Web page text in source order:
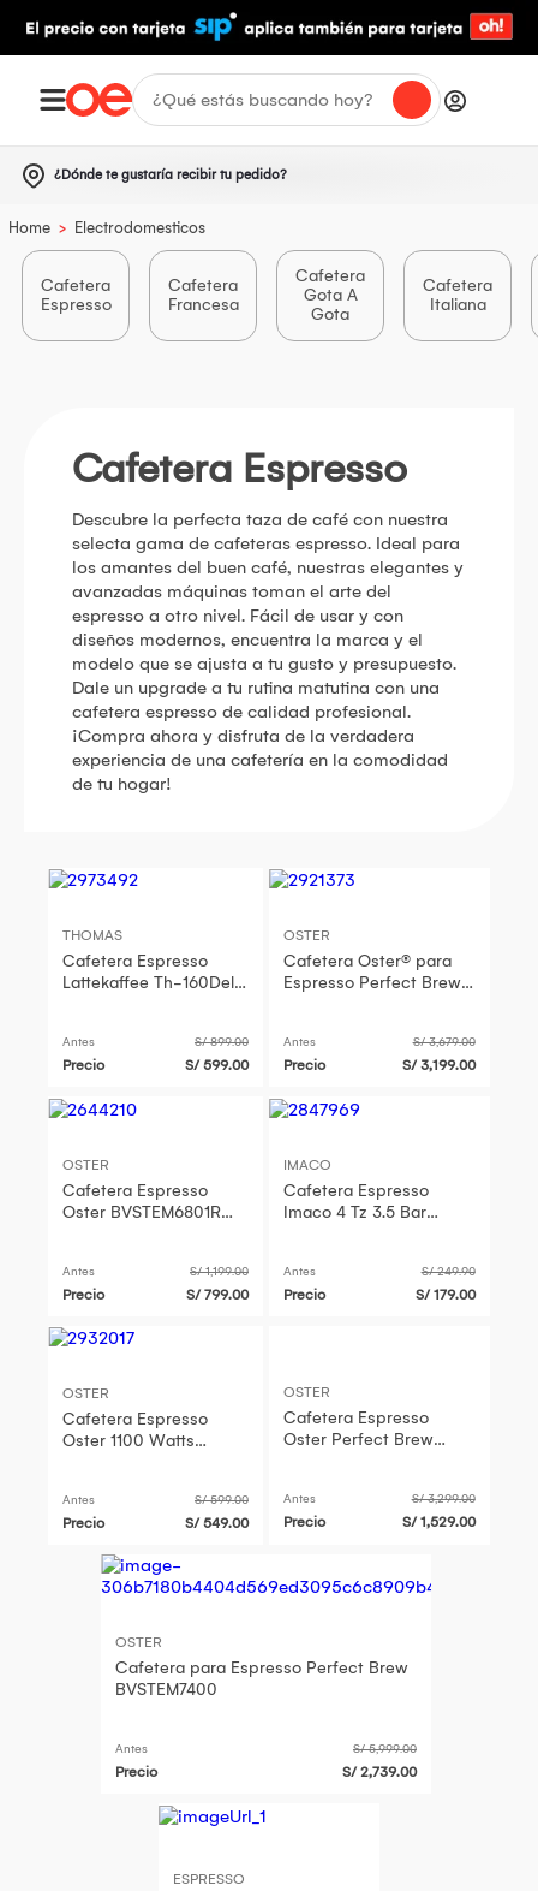
¿Dónde te gustaría recibir tu pedido?
Home > Electrodomesticos
Cafetera
Espresso
Cafetera
Francesa
Cafetera
Gota A
Gota
Cafetera
Italiana
Cafetera Espresso
Descubre la perfecta taza de café con nuestra
selecta gama de cafeteras espresso. Ideal para
los amantes del buen café, nuestras elegantes y
avanzadas máquinas toman el arte del
espresso a otro nivel. Fácil de usar y con
diseños modernos, encuentra la marca y el
modelo que se ajusta a tu gusto y presupuesto.
Dale un upgrade a tu rutina matutina con una
cafetera espresso de calidad profesional.
¡Compra ahora y disfruta de la verdadera
experiencia de una cafetería en la comodidad
de tu hogar!
THOMAS
Cafetera Espresso
Lattekaffee Th-160Deli
Antes S/ 899.00
Precio S/ 599.00
OSTER
Cafetera Oster® para
Espresso Perfect Brew
accesorios
Antes S/ 3,679.00
Precio S/ 3,199.00
OSTER
Cafetera Espresso
Oster BVSTEM6801R
Antes S/ 1,199.00
Precio S/ 799.00
IMACO
Cafetera Espresso
Imaco 4 Tz 3.5 Bar
Antes S/ 249.90
Precio S/ 179.00
OSTER
Cafetera Espresso
Oster 1100 Watts
Antes S/ 599.00
Precio S/ 549.00
OSTER
Cafetera Espresso
Oster Perfect Brew
Antes S/ 3,299.00
Precio S/ 1,529.00
OSTER
Cafetera para Espresso Perfect Brew
BVSTEM7400
Antes S/ 5,999.00
Precio S/ 2,739.00
ESPRESSO